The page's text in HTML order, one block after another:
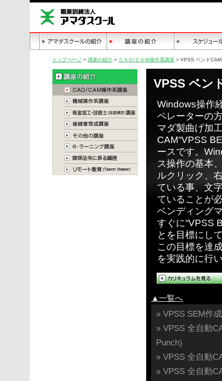
トップページ > 講座の紹介 > ＣＡＤ/ＣＡＭ操作系講座 > VPSS ベンド
VPSS ベン
Windows操作
ペレーターの
マダ製曲げ加
CAM“VPSS
ースです。
ス操作の基本
ルクリック、
ている事、文
ていることが
ベンディング
すぐに“VPSS
とを目標にし
この目標を達
を実践的に行
▲一覧へ
» VPSS SEM作
» VPSS 全自動
Punch)
» VPSS 全自動
» VPSS 全自動